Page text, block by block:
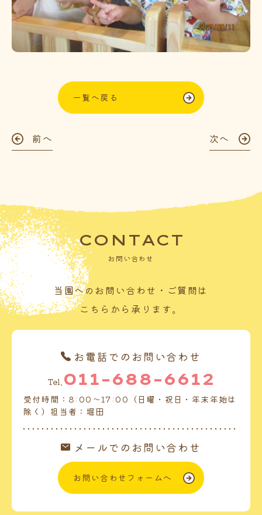
一覧へ戻る
前へ 次へ
CONTACT
お問い合わせ
当園へのお問い合わせ・ご質問は
こちらから承ります。
お電話でのお問い合わせ
Tel. 011-688-6612
受付時間：8:00～17:00（日曜・祝日・年末年始は
除く）担当者：堀田
メールでのお問い合わせ
お問い合わせフォームへ